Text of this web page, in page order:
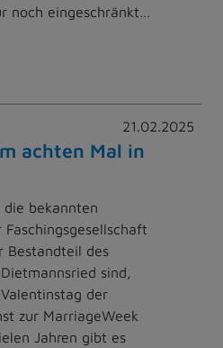
noch eingeschränkt…
21.02.2025
achten Mal in
bekannten
Bestandteil des
sind,
der
zur MarriageWeek
Jahren gibt es